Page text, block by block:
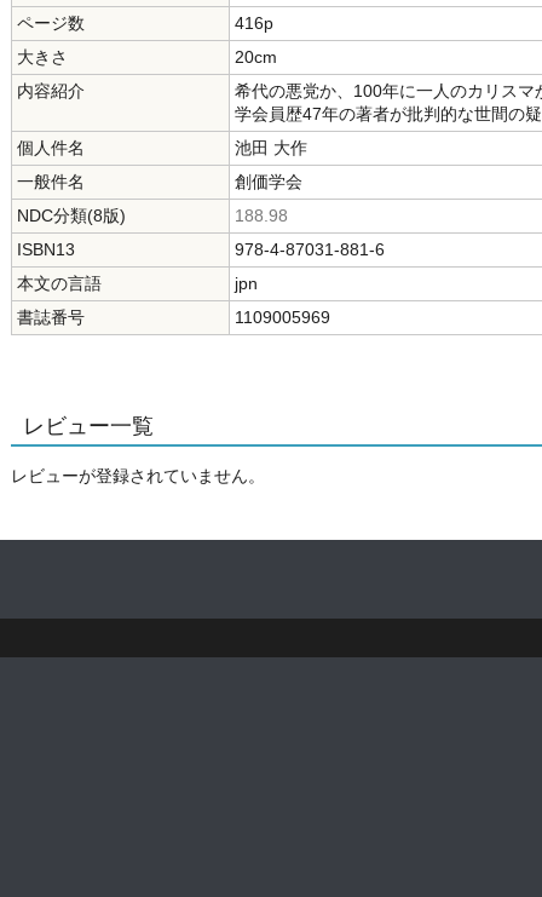
ページ数
416p
大きさ
20cm
内容紹介
希代の悪党か、100年に一人のカリス
学会員歴47年の著者が批判的な世間の
個人件名
池田 大作
一般件名
創価学会
NDC分類(8版)
188.98
ISBN13
978-4-87031-881-6
本文の言語
jpn
書誌番号
1109005969
レビュー一覧
レビューが登録されていません。